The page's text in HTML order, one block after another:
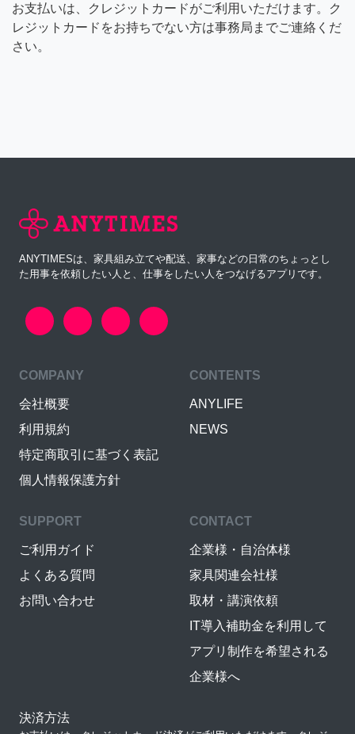
お支払いは、クレジットカードがご利用いただけます。ク
レジットカードをお持ちでない方は事務局までご連絡くだ
さい。
ANYTIMESは、家具組み立てや配送、家事などの日常のちょっとし
た用事を依頼したい人と、仕事をしたい人をつなげるアプリです。
COMPANY
会社概要
利用規約
特定商取引に基づく表記
個人情報保護方針
CONTENTS
ANYLIFE
NEWS
SUPPORT
ご利用ガイド
よくある質問
お問い合わせ
CONTACT
企業様・自治体様
家具関連会社様
取材・講演依頼
IT導入補助金を利用して
アプリ制作を希望される
企業様へ
決済方法